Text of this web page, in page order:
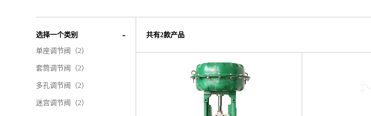
选择一个类别
单座调节阀（2）
套筒调节阀（2）
多孔调节阀（2）
迷宫调节阀（2）
共有2款产品